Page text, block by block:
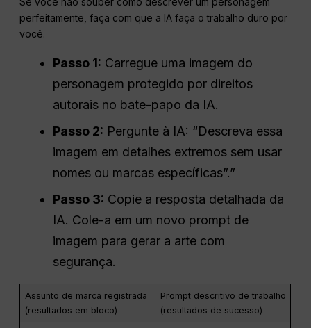
perfeitamente, faça com que a IA faça o trabalho duro por
você.
Passo 1: Carregue uma imagem do
personagem protegido por direitos
autorais no bate-papo da IA.
Passo 2: Pergunte à IA: “Descreva essa
imagem em detalhes extremos sem usar
nomes ou marcas específicas”.”
Passo 3: Copie a resposta detalhada da
IA. Cole-a em um novo prompt de
imagem para gerar a arte com
segurança.
Assunto de marca registrada
(resultados em bloco)
Prompt descritivo de trabalho
(resultados de sucesso)